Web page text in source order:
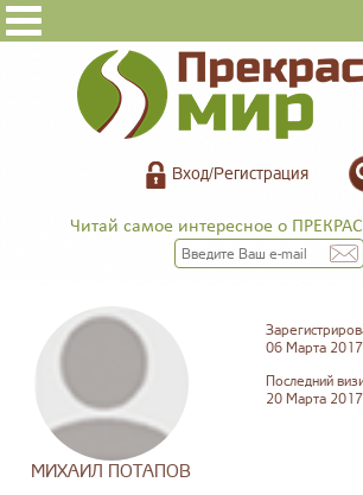
Вход/Регистрация
Читай самое интересное о
МИХАИЛ ПОТАПОВ
06 Марта
Последний
20 Марта